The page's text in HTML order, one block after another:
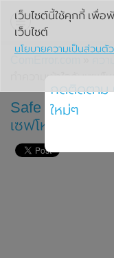
Safe Mode คืออ
เซฟโหมด พร้อม
เว็บไซต์นี้ใช้คุกกี้ เพื่
เว็บไซต์
นโยบายความเป็นส่วนตัว
กดติดตาม
ใหม่ๆ